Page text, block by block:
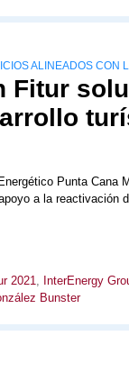
ALINEADOS CON
Fitur
Punta Cana
a la reactivación
2021 InterEnergy
Bunster